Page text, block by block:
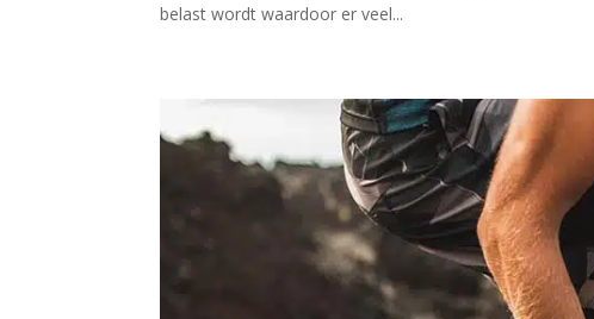
belast wordt waardoor er veel...